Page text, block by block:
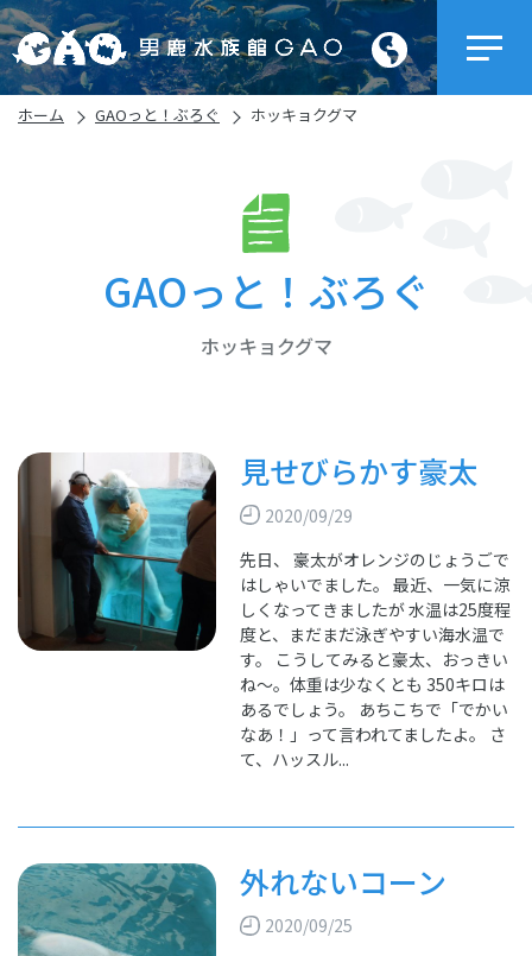
ホーム GAOっと！ぶろぐ ホッキョクグマ
GAOっと！ぶろぐ
ホッキョクグマ
見せびらかす豪太
2020/09/29
先日、 豪太がオレンジのじょうごで
はしゃいでました。 最近、一気に涼
しくなってきましたが 水温は25度程
度と、まだまだ泳ぎやすい海水温で
す。 こうしてみると豪太、おっきい
ね～。体重は少なくとも 350キロは
あるでしょう。 あちこちで「でかい
なあ！」って言われてましたよ。 さ
て、ハッスル...
外れないコーン
2020/09/25